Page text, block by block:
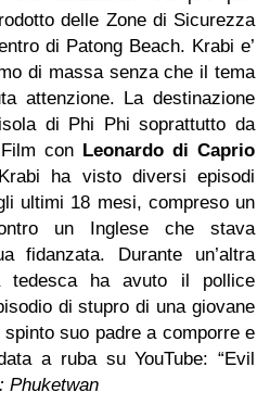
delle Zone di Sicurezza
di Patong Beach. Krabi e’
di massa senza che il tema
attenzione. La destinazione
di Phi Phi soprattutto da
con Leonardo di Caprio
Krabi ha visto diversi episodi
ultimi 18 mesi, compreso un
un Inglese che stava
fidanzata. Durante un’altra
tedesca ha avuto il pollice
di stupro di una giovane
suo padre a comporre e
a ruba su YouTube: “Evil
Phuketwan